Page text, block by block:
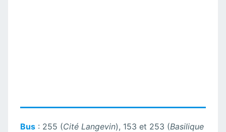
Bus : 255 (Cité Langevin), 153 et 253 (Basilique